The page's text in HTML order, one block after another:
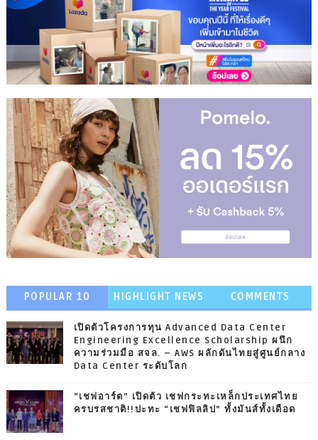
POPULAR 10 HIGHLIGHT NEWS COMMENTS
เปิดตัวโครงการทุน Advanced Data Center
Engineering Excellence Scholarship ผนึก
ความร่วมมือ สจล. – AWS ผลักดันไทยสู่ศูนย์กลาง
Data Center ระดับโลก
“เชฟอาร์ต” เปิดตัว เชฟกระทะเหล็กประเทศไทย
ครบรสชาติ!!ปะทะ “เชฟฟิลลิป” ทั้งมันส์ทั้งเดือด